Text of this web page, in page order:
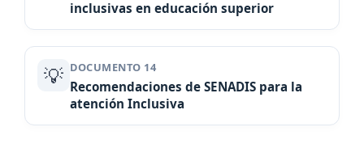
inclusivas en educación superior
💡 DOCUMENTO 14
Recomendaciones de SENADIS para la
atención Inclusiva